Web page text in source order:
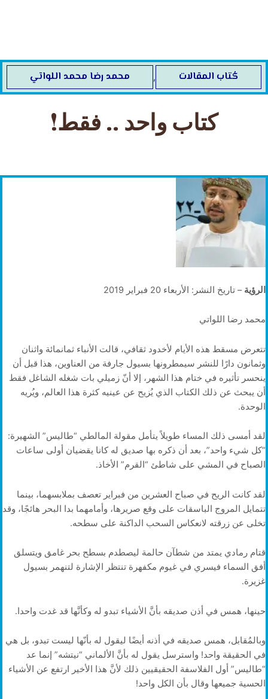
كُتاب المقالات , محمد رضا محمد اللواتي
كتاب واحد .. فقط!
الرؤية – تاريخ النشر: الأربعاء 20 فبراير 2019
محمد رضا اللواتي
تتعرض مسقط هذه الأيام لأخدود ثقافي، قالت الأنباء ثمانمائة واثنان
وثمانون دارًا للنشر سيمطرونها بسيول جارفة من العناوين، هذا قبل أن
ينحسر تأثيره في ختام هذا الشهر، إلا أنّ زميلي بات شغله الشاغل فقط
أن يبحث عن ذلك الكتاب الذي يُزيح عن عينيه كثرة هذا العالم، ويُريه
الوحدة.
لقد أمسى ذلك المساء طويلاً يتأمل مقولة المالطي “طاليس” الشهيرة:
“كل شيء واحد”، بعد أن ذكره بها صديق له كانا يقضيان أولى ساعات
الصباح في المشي على شاطئ “القرم” الأخاذ.
لقد كانت الريح في صباح العشرين من فبراير تعصف بملابسهما، بينما
تتمايل المروج الباسقات على وقع صريرها، وأمامهما بدا البحر هائجًا، وقد
تخلى عن زرقته لانعكاس السحب الداكنة على سطحه.
قتام رمادي يمتد من شطآن حالمة ليصطدم بسطح بحر غامق ويتسلق
أفق السماء فيسري في غيوم مكفهرة تنتظر الإشارة لتنهمر بسيول
غزيرة.
حينها، همس في أذن صديقه بأنَّ الأشياء تبدو له وكأنَّها قد غدت واحدا.
وبالمُقابل، همس صديقه في أذنه أيضًا ليقول له بأنّها ليست تبدو، بل هي
في الحقيقة واحد! واسترسل يقول له بأنَّ الألماني “نيتشه” إنما عد
“طاليس” أول الفلاسفة الحقيقيين ذلك لأنَّ هذا الأخير ارتفع عن الأشياء
الحسية جميعها وقال بأن الكل واحد!